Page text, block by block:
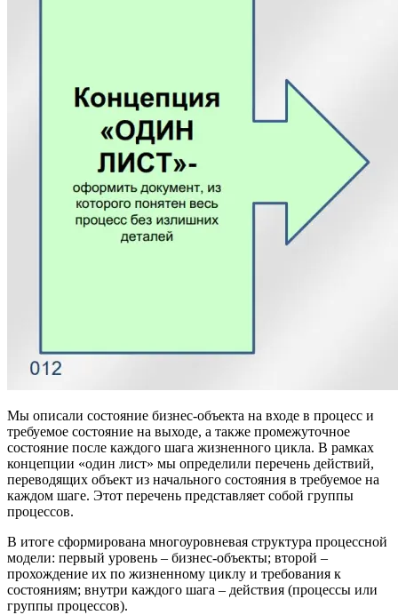
Мы описали состояние бизнес-объекта на входе в процесс и
требуемое состояние на выходе, а также промежуточное
состояние после каждого шага жизненного цикла. В рамках
концепции «один лист» мы определили перечень действий,
переводящих объект из начального состояния в требуемое на
каждом шаге. Этот перечень представляет собой группы
процессов.
В итоге сформирована многоуровневая структура процессной
модели: первый уровень – бизнес-объекты; второй –
прохождение их по жизненному циклу и требования к
состояниям; внутри каждого шага – действия (процессы или
группы процессов).